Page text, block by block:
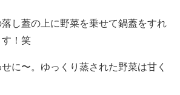
し蓋の上に野菜を乗せて鍋蓋をすれ
！笑
に〜。ゆっくり蒸された野菜は甘く